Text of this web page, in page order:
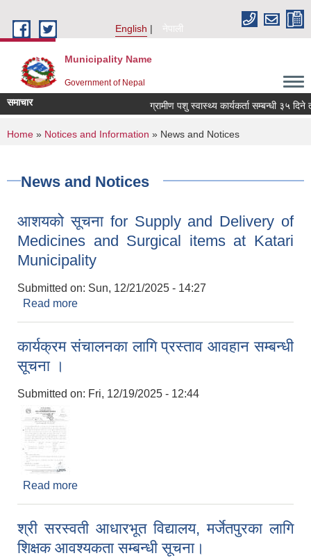
English
नेपाली
Municipality Name
Government of Nepal
समाचार ग्रामीण पशु स्वास्थ्य कार्यकर्ता सम्बन्धी ३५ दिने
You are here
Home » Notices and Information » News and Notices
News and Notices
आशयको सूचना for Supply and Delivery of
Medicines and Surgical items at Katari
Municipality
Submitted on: Sun, 12/21/2025 - 14:27
Read more
कार्यक्रम संचालनका लागि प्रस्ताव आवहान सम्बन्धी
सूचना ।
Submitted on: Fri, 12/19/2025 - 12:44
Read more
श्री सरस्वती आधारभूत विद्यालय, मर्जेतपुरका लागि
शिक्षक आवश्यकता सम्बन्धी सूचना।